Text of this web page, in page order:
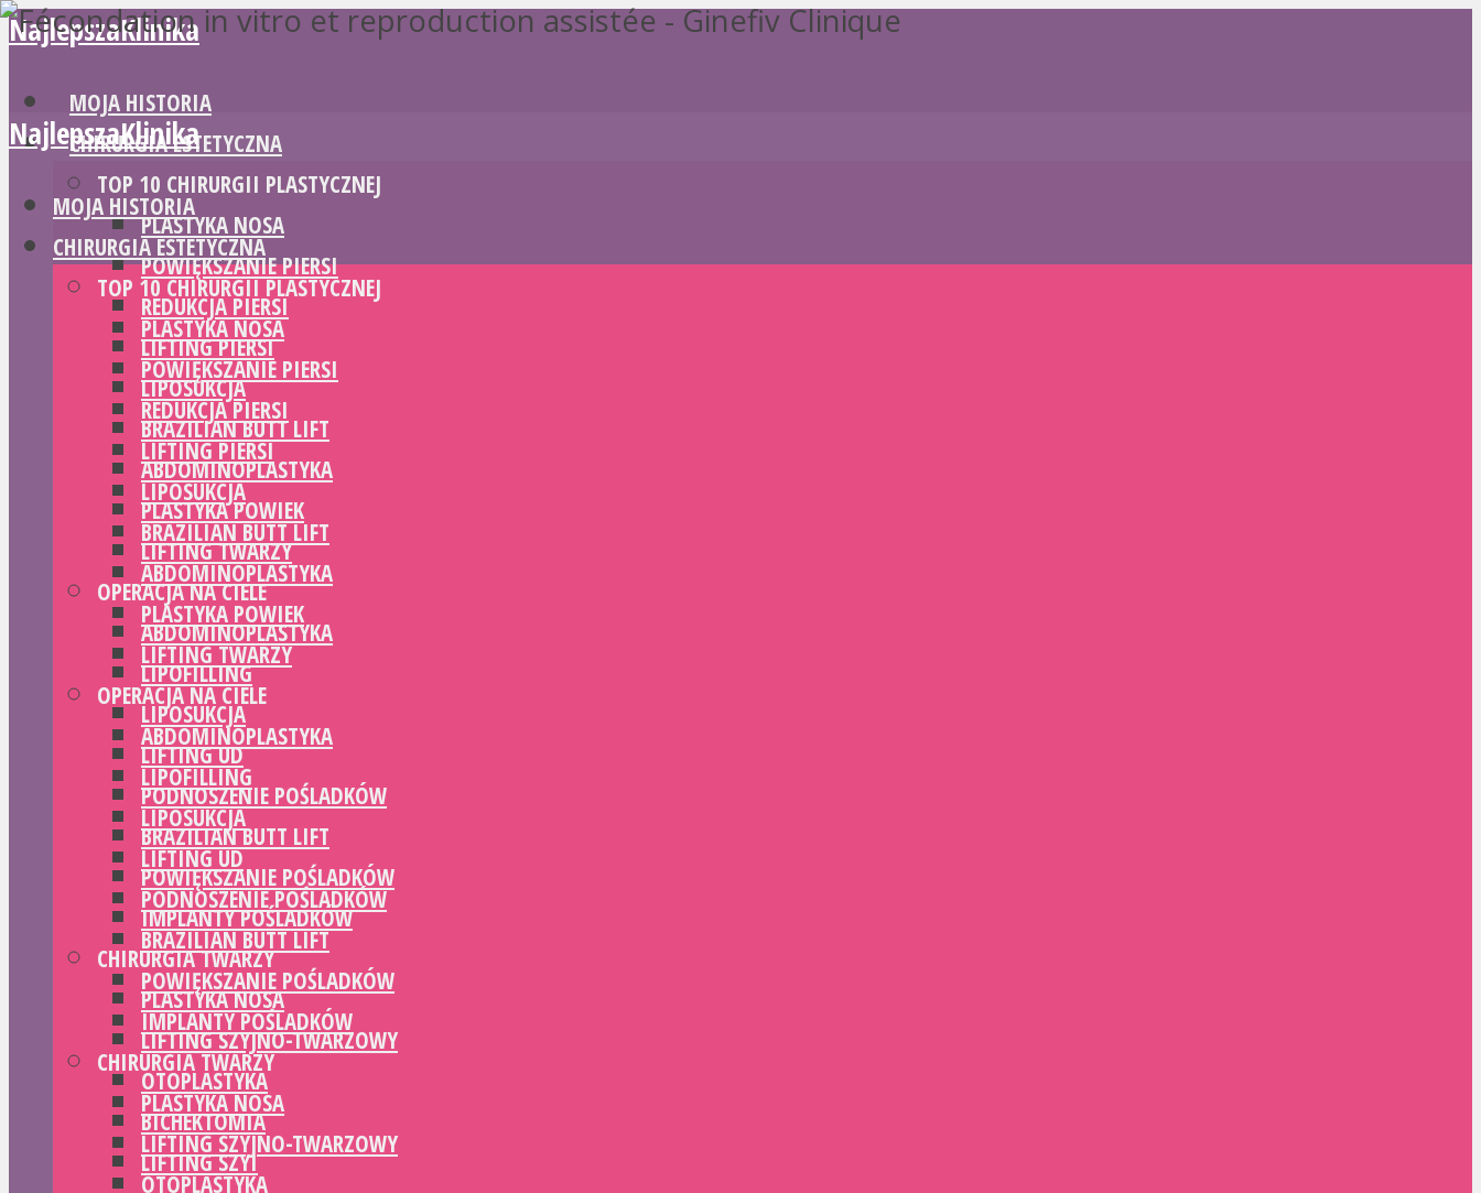
NajlepszaKlinika
MOJA HISTORIA
CHIRURGIA ESTETYCZNA
TOP 10 CHIRURGII PLASTYCZNEJ
PLASTYKA NOSA
POWIĘKSZANIE PIERSI
REDUKCJA PIERSI
LIFTING PIERSI
LIPOSUKCJA
BRAZILIAN BUTT LIFT
ABDOMINOPLASTYKA
PLASTYKA POWIEK
LIFTING TWARZY
OPERACJA NA CIELE
ABDOMINOPLASTYKA
LIPOFILLING
LIPOSUKCJA
LIFTING UD
PODNOSZENIE POŚLADKÓW
BRAZILIAN BUTT LIFT
POWIĘKSZANIE POŚLADKÓW
IMPLANTY POŚLADKÓW
CHIRURGIA TWARZY
PLASTYKA NOSA
LIFTING SZYJNO-TWARZOWY
OTOPLASTYKA
BICHEKTOMIA
LIFTING SZYI
NajlepszaKlinika
MOJA HISTORIA
CHIRURGIA ESTETYCZNA
TOP 10 CHIRURGII PLASTYCZNEJ
PLASTYKA NOSA
POWIĘKSZANIE PIERSI
REDUKCJA PIERSI
LIFTING PIERSI
LIPOSUKCJA
BRAZILIAN BUTT LIFT
ABDOMINOPLASTYKA
PLASTYKA POWIEK
LIFTING TWARZY
OPERACJA NA CIELE
ABDOMINOPLASTYKA
LIPOFILLING
LIPOSUKCJA
LIFTING UD
PODNOSZENIE POŚLADKÓW
BRAZILIAN BUTT LIFT
POWIĘKSZANIE POŚLADKÓW
IMPLANTY POŚLADKÓW
CHIRURGIA TWARZY
PLASTYKA NOSA
LIFTING SZYJNO-TWARZOWY
OTOPLASTYKA